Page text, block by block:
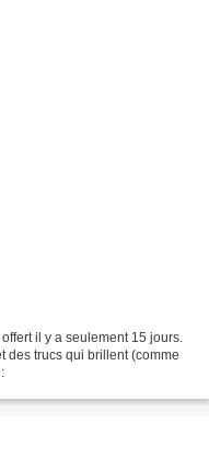
il y a seulement 15 jours.
des trucs qui brillent (comme